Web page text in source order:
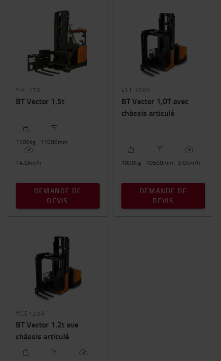
VRE150
BT Vector 1,5t
1500kg 11000mm
14.0km/h
DEMANDE DE
DEVIS
VCE100A
BT Vector 1,0T avec
châssis articulé
1000kg 10500mm 9.0km/h
DEMANDE DE
DEVIS
VCE120A
BT Vector 1.2t ave
châssis articulé